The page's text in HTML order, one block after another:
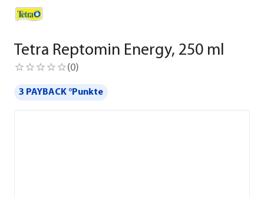
Tetra Reptomin Energy, 250 ml
(0)
3 PAYBACK °Punkte